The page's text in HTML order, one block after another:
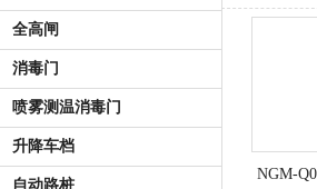
全高闸
消毒门
喷雾测温消毒门
升降车档
自动路桩
NGM-